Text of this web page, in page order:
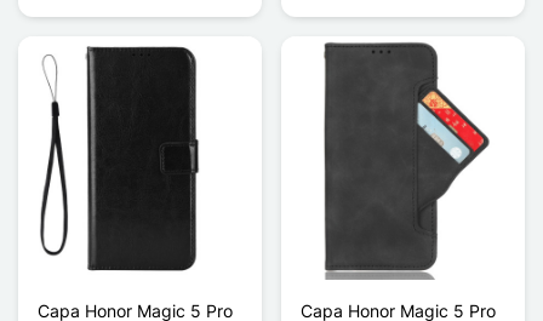
Capa Honor Magic 5 Pro
Capa Honor Magic 5 Pro